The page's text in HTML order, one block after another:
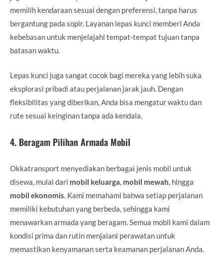
memilih kendaraan sesuai dengan preferensi, tanpa harus
bergantung pada sopir. Layanan lepas kunci memberi Anda
kebebasan untuk menjelajahi tempat-tempat tujuan tanpa
batasan waktu.
Lepas kunci juga sangat cocok bagi mereka yang lebih suka
eksplorasi pribadi atau perjalanan jarak jauh. Dengan
fleksibilitas yang diberikan, Anda bisa mengatur waktu dan
rute sesuai keinginan tanpa ada kendala.
4. Beragam Pilihan Armada Mobil
Okkatransport menyediakan berbagai jenis mobil untuk
disewa, mulai dari mobil keluarga mobil mewah , hingga
mobil ekonomis . Kami memahami bahwa setiap perjalanan
memiliki kebutuhan yang berbeda, sehingga kami
menawarkan armada yang beragam. Semua mobil kami dalam
kondisi prima dan rutin menjalani perawatan untuk
memastikan kenyamanan serta keamanan perjalanan Anda.